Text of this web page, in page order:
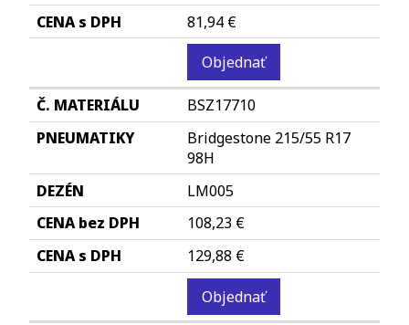
81,94 €
Objednať
BSZ17710
Bridgestone 215/55 R17
98H
LM005
108,23 €
129,88 €
Objednať